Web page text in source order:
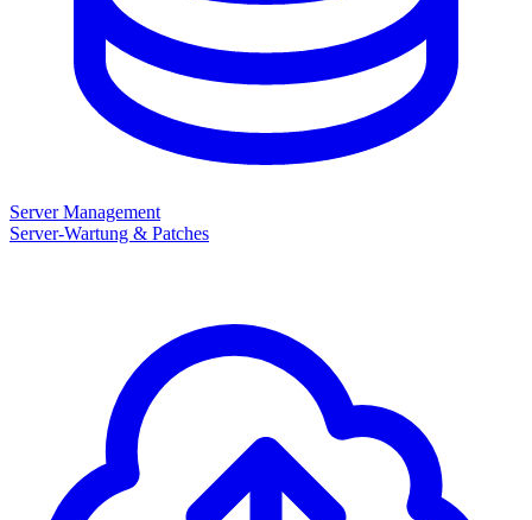
Server Management
Server-Wartung & Patches